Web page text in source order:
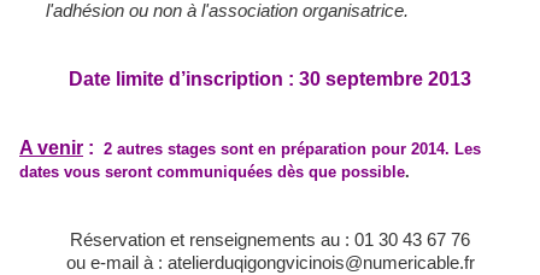
l'adhésion ou non à l'association organisatrice.
Date limite d’inscription : 30 septembre 2013
A venir : 2 autres stages sont en préparation pour 2014. Les
dates vous seront communiquées dès que possible.
Réservation et renseignements au : 01 30 43 67 76
ou e-mail à : atelierduqigongvicinois@numericable.fr